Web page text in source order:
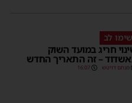
שימו לב
חריג במועד השוק
– זה התאריך החדש
מנחם דויטש 16:07